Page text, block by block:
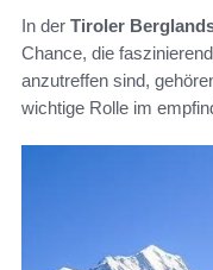
In der Tiroler
Chance, die
anzutreffen sind,
wichtige Rolle im